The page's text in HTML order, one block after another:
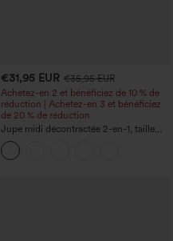
+11
€31,95 EUR €35,95 EUR
Achetez-en 2 et bénéficiez de 10 % de
réduction | Achetez-en 3 et bénéficiez
de 20 % de réduction
Jupe midi décontractée 2-en-1, taille
haute à effet gainant, froncée avec
ourlet arrondi, en polaire et PU